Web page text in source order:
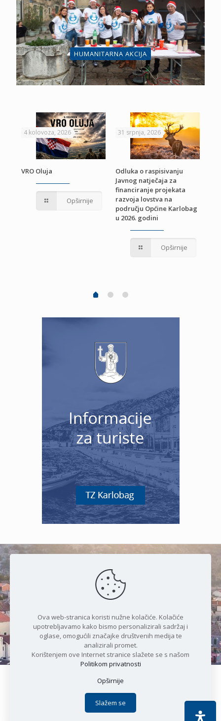
HUMANITARNA AKCIJA
4 kolovoza, 2026
VRO Oluja
Opširnije
31 srpnja, 2026
Odluka o raspisivanju
Javnog natječaja za
financiranje projekata
razvoja lovstva na
području Općine Karlobag
u 2026. godini
Opširnije
Čudesan spoj kristalnog mora i
prirode
Copyright © 2021 Općina Karlobag | Sva prava pridržana |
Politika privatnosti
Apoc IT
Ova web-stranica koristi nužne kolačiće. Kolačiće
upotrebljavamo kako bismo personalizirali sadržaj i
oglase, omogućili značajke društvenih medija te
analizirali promet.
Korištenjem ove Internet stranice slažete se s našom
Politikom privatnosti
Opširnije
Slažem se